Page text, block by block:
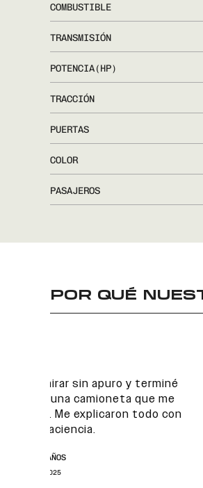
COMBUSTIBLE
TRANSMISIÓN
POTENCIA(HP)
TRACCIÓN
PUERTAS
COLOR
PASAJEROS
POR QUÉ
Vine desde el interior
recomendación de un
variedad de autos y
hicieron que valiera la